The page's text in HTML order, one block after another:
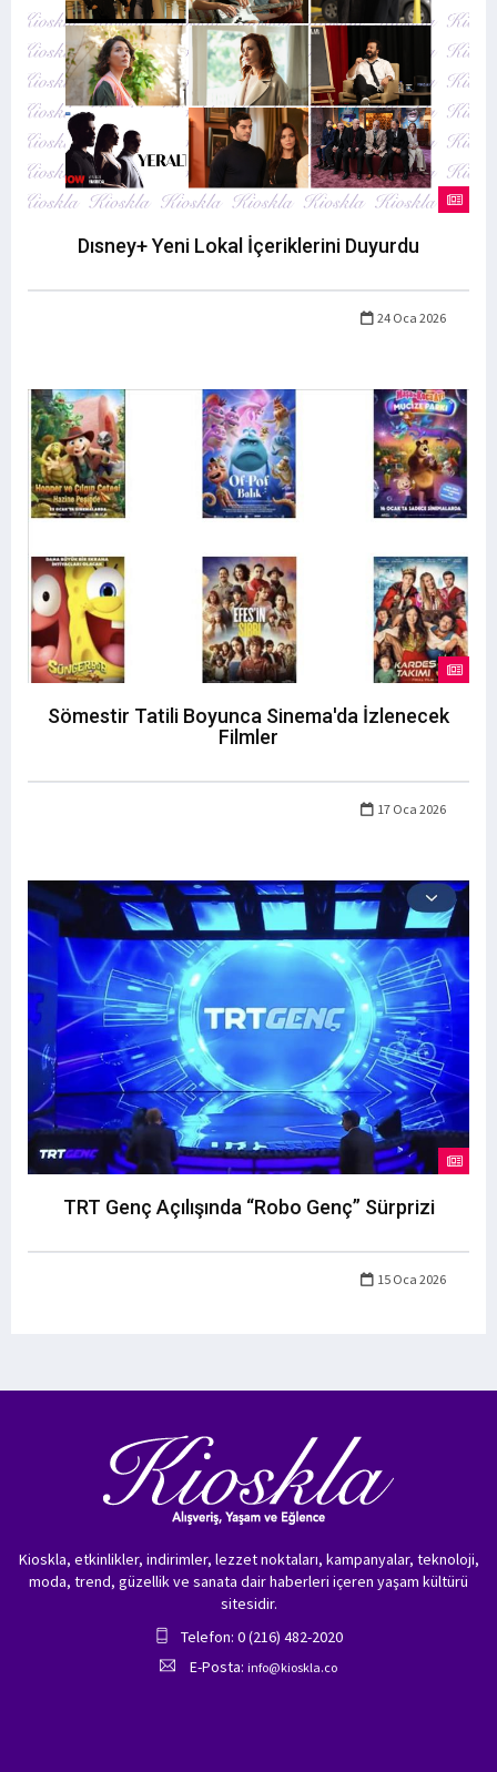
Dısney+ Yeni Lokal İçeriklerini Duyurdu
24 Oca 2026
Sömestir Tatili Boyunca Sinema'da İzlenecek
Filmler
17 Oca 2026
TRT Genç Açılışında “Robo Genç” Sürprizi
15 Oca 2026
Kioskla, etkinlikler, indirimler, lezzet noktaları, kampanyalar, teknoloji,
moda, trend, güzellik ve sanata dair haberleri içeren yaşam kültürü
sitesidir.
Telefon: 0 (216) 482-2020
E-Posta: info@kioskla.co